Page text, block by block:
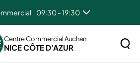
09:30 - 19:30
Cote D'Azur 08:00 - 21:30
Centre Commercial Auchan
NICE CÔTE D’AZUR
centre Auchan Nice Côte d’Azur